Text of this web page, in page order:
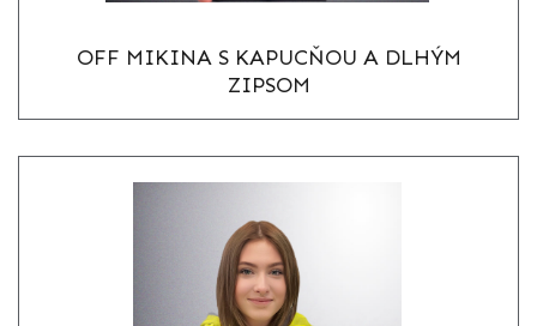
OFF MIKINA S KAPUCŇOU A DLHÝM
ZIPSOM